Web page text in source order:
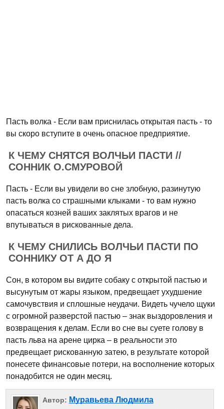
Пасть волка - Если вам приснилась открытая пасть - то
вы скоро вступите в очень опасное предприятие.
К ЧЕМУ СНЯТСЯ ВОЛЧЬИ ПАСТИ //
СОННИК О.СМУРОВОЙ
Пасть - Если вы увидели во сне злобную, разинутую
пасть волка со страшными клыками - то вам нужно
опасаться козней ваших заклятых врагов и не
впутываться в рискованные дела.
К ЧЕМУ СНИЛИСЬ ВОЛЧЬИ ПАСТИ ПО
СОННИКУ ОТ А ДО Я
Сон, в котором вы видите собаку с открытой пастью и
высунутым от жары языком, предвещает ухудшение
самочувствия и сплошные неудачи. Видеть чучело щуки
с огромной разверстой пастью – знак выздоровления и
возвращения к делам. Если во сне вы суете голову в
пасть льва на арене цирка – в реальности это
предвещает рискованную затею, в результате которой
понесете финансовые потери, на восполнение которых
понадобится не один месяц.
Автор: Муравьева Людмила